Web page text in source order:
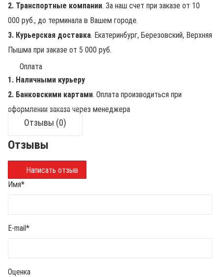
2. Транспортные компании. За наш счет при заказе от 10
000 руб., до терминала в Вашем городе.
3. Курьерская доставка. Екатеринбург, Березовский, Верхняя
Пышма при заказе от 5 000 руб.
Оплата
1. Наличными курьеру
2. Банковскими картами. Оплата производиться при
оформлении заказа через менеджера
Отзывы (0)
Отзывы
Написать отзыв
Имя*
E-mail*
Оценка